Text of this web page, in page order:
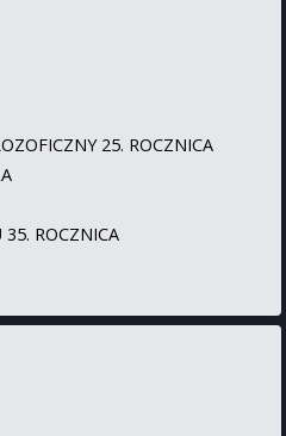
25. ROCZNICA
ROCZNICA